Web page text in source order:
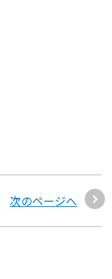
次のページへ